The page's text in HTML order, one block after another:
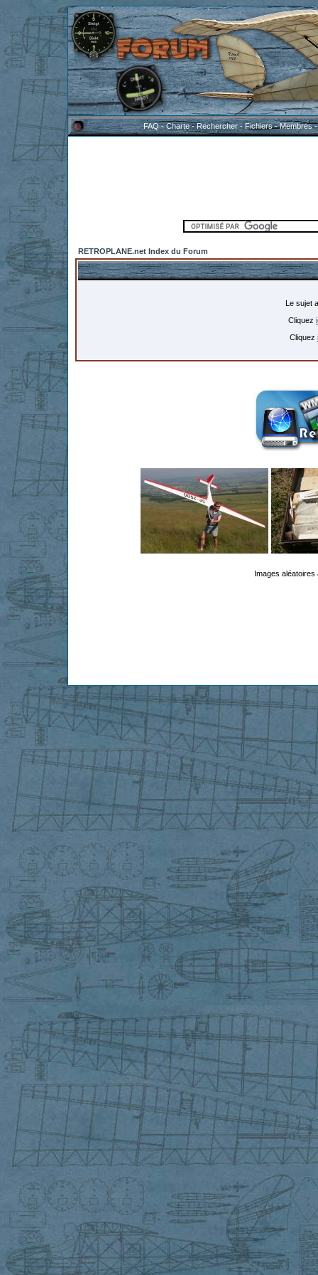
FAQ-Charte-Rechercher-Fichiers-Membres
RETROPLANE.net Index du Forum
Le sujet
Cliquez
Cliquez
Images aléatoires